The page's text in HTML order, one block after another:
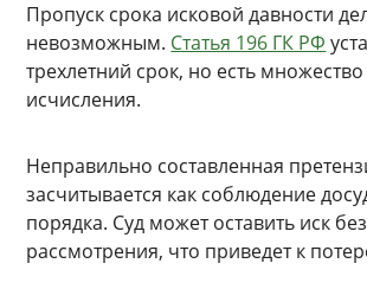
Пропуск срока исковой давности
невозможным. Статья 196 ГК РФ
трехлетний срок, но есть
исчисления.
Неправильно составленная
засчитывается как соблюдение
порядка. Суд может оставить иск без
рассмотрения, что приведет к